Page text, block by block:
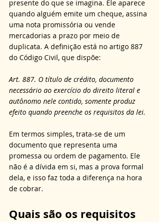
presente do que se imagina. Ele aparece
quando alguém emite um cheque, assina
uma nota promissória ou vende
mercadorias a prazo por meio de
duplicata. A definição está no artigo 887
do Código Civil, que dispõe:
Art. 887. O título de crédito, documento
necessário ao exercício do direito literal e
autônomo nele contido, somente produz
efeito quando preenche os requisitos da lei.
Em termos simples, trata-se de um
documento que representa uma
promessa ou ordem de pagamento. Ele
não é a dívida em si, mas a prova formal
dela, e isso faz toda a diferença na hora
de cobrar.
Quais são os requisitos